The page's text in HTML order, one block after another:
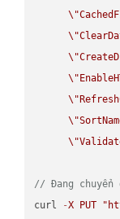
\"
\"
\"
\"
\"
\"
\"
// Đang chuyển
curl
-X PUT